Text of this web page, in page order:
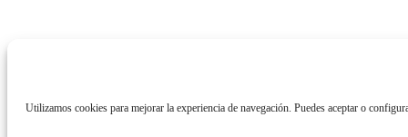
Utilizamos cookies para mejorar la experiencia de navegación. Puedes aceptar o